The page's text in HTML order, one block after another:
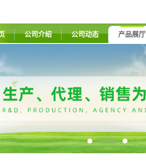
公司介绍 公司动态 产品展厅